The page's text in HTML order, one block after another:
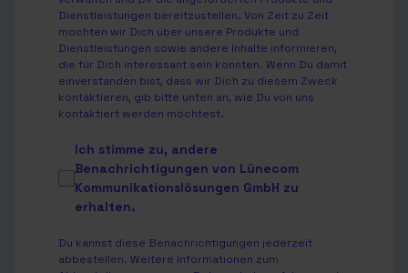
Dienstleistungen bereitzustellen. Von Zeit zu Zeit
möchten wir Dich über unsere Produkte und
Dienstleistungen sowie andere Inhalte informieren,
die für Dich interessant sein könnten. Wenn Du damit
einverstanden bist, dass wir Dich zu diesem Zweck
kontaktieren, gib bitte unten an, wie Du von uns
kontaktiert werden möchtest.
Ich stimme zu, andere
Benachrichtigungen von Lünecom
Kommunikationslösungen GmbH zu
erhalten.
Du kannst diese Benachrichtigungen jederzeit
abbestellen. Weitere Informationen zum